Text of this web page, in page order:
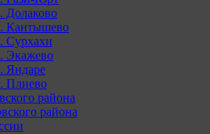
Долаково
Кантышево
Сурхахи
Экажево
Яндаре
Плиево
района
района